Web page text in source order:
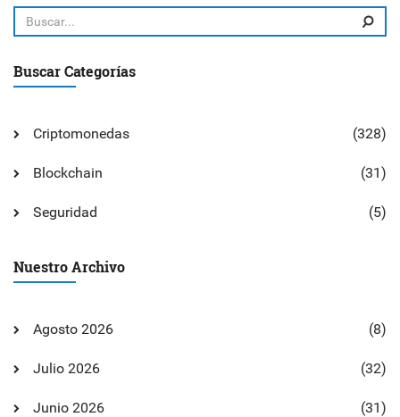
Buscar Categorías
Criptomonedas (328)
Blockchain (31)
Seguridad (5)
Nuestro Archivo
Agosto 2026 (8)
Julio 2026 (32)
Junio 2026 (31)